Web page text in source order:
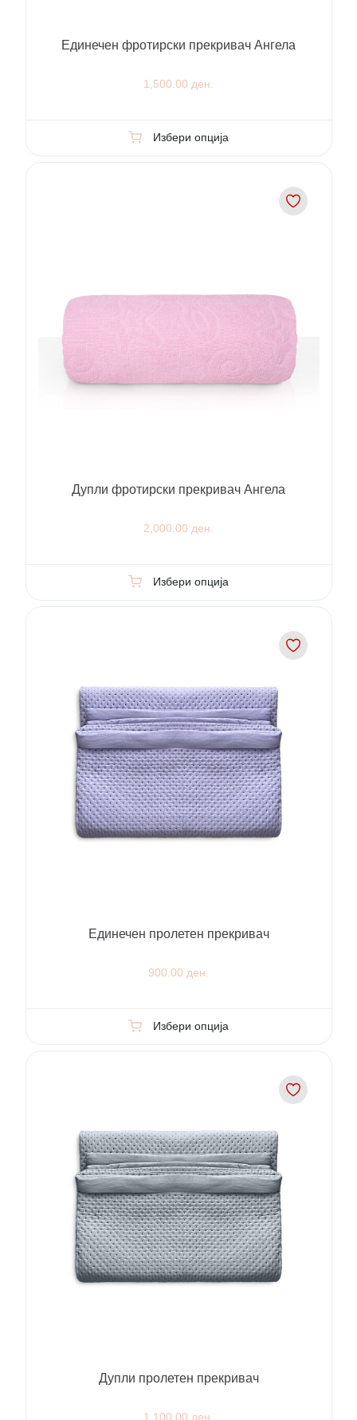
Единечен фротирски прекривач Ангела
1,500.00 ден.
Избери опција
Дупли фротирски прекривач Ангела
2,000.00 ден.
Избери опција
Единечен пролетен прекривач
900.00 ден.
Избери опција
Дупли пролетен прекривач
1,100.00 ден.